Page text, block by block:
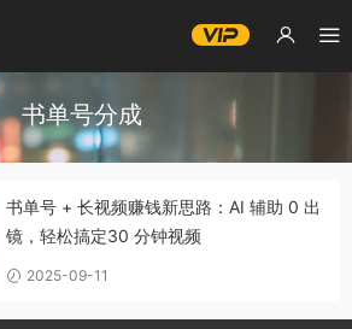
书单号分成
书单号 + 长视频赚钱新思路：AI 辅助 0 出
镜，轻松搞定30 分钟视频
2025-09-11